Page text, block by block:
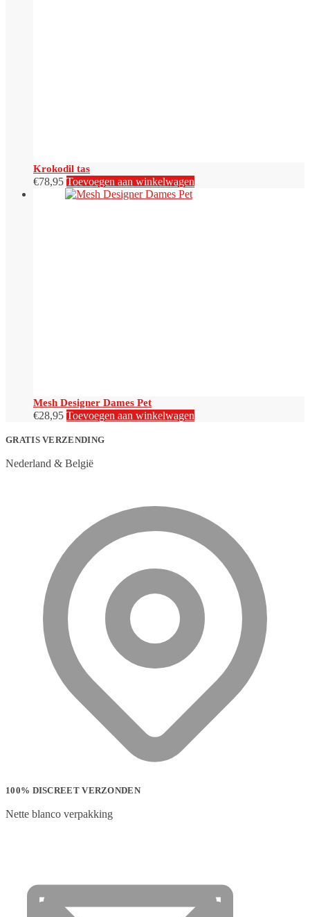
Krokodil tas
€78,95 Toevoegen aan winkelwagen
Mesh Designer Dames Pet
€28,95 Toevoegen aan winkelwagen
GRATIS VERZENDING
Nederland & België
100% DISCREET VERZONDEN
Nette blanco verpakking